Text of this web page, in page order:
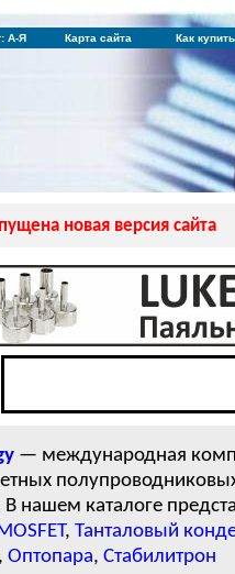
А-Я Карта сайта Как купить
новая версия сайта
— международная
нашем каталоге
, Танталовый
, Оптопара, Стабилитрон